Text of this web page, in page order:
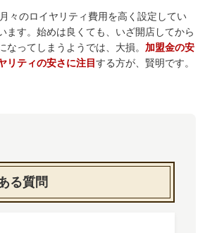
々のロイヤリティ費用を高く設定してい
ます。始めは良くても、いざ開店してから
なってしまうようでは、大損。 加盟金の安
リティの安さに注目する方が、賢明です。
る質問